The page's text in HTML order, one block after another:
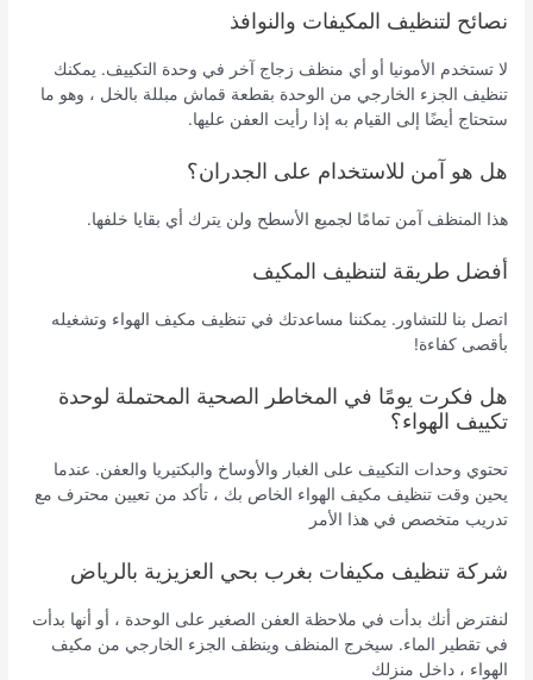
نصائح لتنظيف المكيفات والنوافذ
لا تستخدم الأمونيا أو أي منظف زجاج آخر في وحدة التكييف. يمكنك
تنظيف الجزء الخارجي من الوحدة بقطعة قماش مبللة بالخل ، وهو ما
ستحتاج أيضًا إلى القيام به إذا رأيت العفن عليها.
هل هو آمن للاستخدام على الجدران؟
هذا المنظف آمن تمامًا لجميع الأسطح ولن يترك أي بقايا خلفها.
أفضل طريقة لتنظيف المكيف
اتصل بنا للتشاور. يمكننا مساعدتك في تنظيف مكيف الهواء وتشغيله
بأقصى كفاءة!
هل فكرت يومًا في المخاطر الصحية المحتملة لوحدة
تكييف الهواء؟
تحتوي وحدات التكييف على الغبار والأوساخ والبكتيريا والعفن. عندما
يحين وقت تنظيف مكيف الهواء الخاص بك ، تأكد من تعيين محترف مع
تدريب متخصص في هذا الأمر
شركة تنظيف مكيفات بغرب بحي العزيزية بالرياض
لنفترض أنك بدأت في ملاحظة العفن الصغير على الوحدة ، أو أنها بدأت
في تقطير الماء. سيخرج المنظف وينظف الجزء الخارجي من مكيف
الهواء ، داخل منزلك